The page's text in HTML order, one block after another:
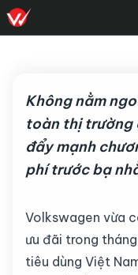
9 tháng 7, 2026·3
Không nằm
toàn thị trường
đẩy mạnh
phí trước bạ
Volkswagen vừa
ưu đãi trong
tiêu dùng Việt